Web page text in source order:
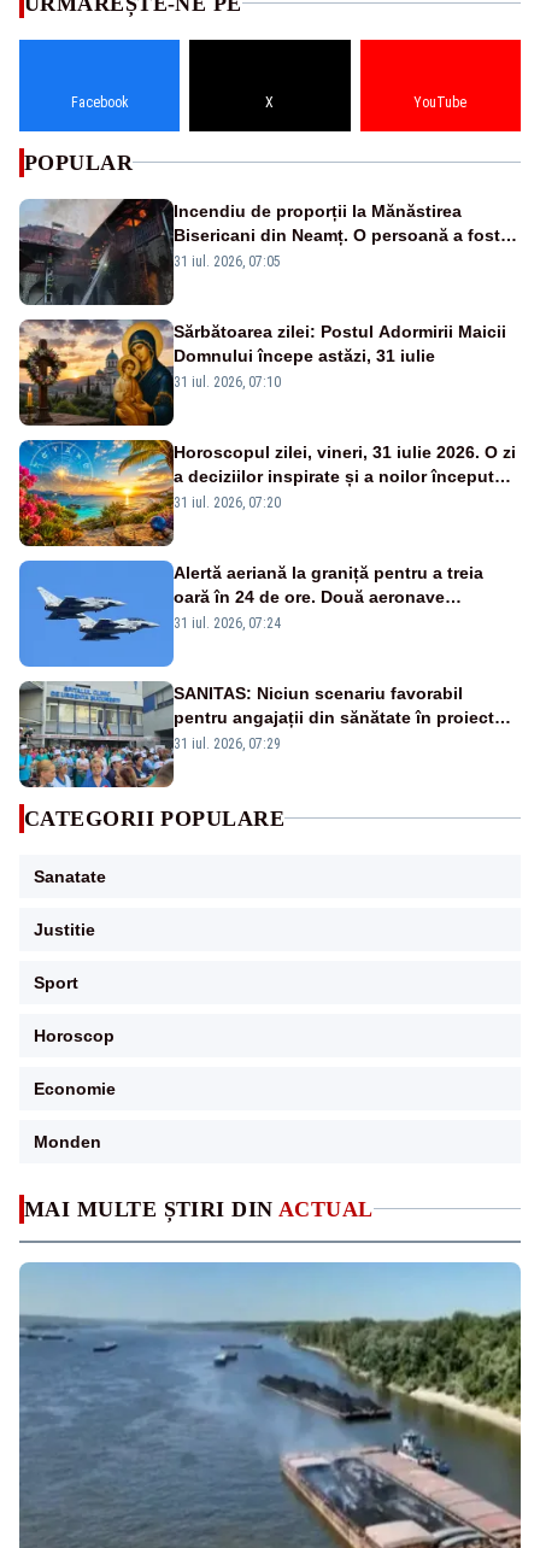
MAI MULTE ȘTIRI DIN ACTUAL
Facebook X YouTube
POPULAR
Incendiu de proporții la Mănăstirea
Bisericani din Neamț. O persoană a fost
găsită carbonizată - FOTO/ VIDEO
31 iul. 2026, 07:05
Sărbătoarea zilei: Postul Adormirii Maicii
Domnului începe astăzi, 31 iulie
31 iul. 2026, 07:10
Horoscopul zilei, vineri, 31 iulie 2026. O zi
a deciziilor inspirate și a noilor începuturi.
Vezi zodiile vizate
31 iul. 2026, 07:20
Alertă aeriană la graniță pentru a treia
oară în 24 de ore. Două aeronave
Eurofighter britanice au fost ridicate de la
31 iul. 2026, 07:24
SANITAS: Niciun scenariu favorabil
pentru angajații din sănătate în proiectul
Legii salarizării
31 iul. 2026, 07:29
CATEGORII POPULARE
Sanatate
Justitie
Sport
Horoscop
Economie
Monden